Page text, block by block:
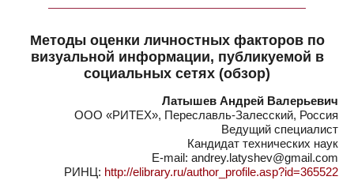
Методы оценки личностных факторов по
визуальной информации, публикуемой в
социальных сетях (обзор)
Латышев Андрей Валерьевич
ООО «РИТЕХ», Переславль-Залесский, Россия
Ведущий специалист
Кандидат технических наук
E-mail: andrey.latyshev@gmail.com
РИНЦ: http://elibrary.ru/author_profile.asp?id=365522